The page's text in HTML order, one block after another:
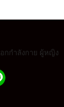
กกำลังกาย ผู้หญิง